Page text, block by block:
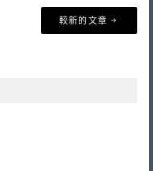
較新的文章